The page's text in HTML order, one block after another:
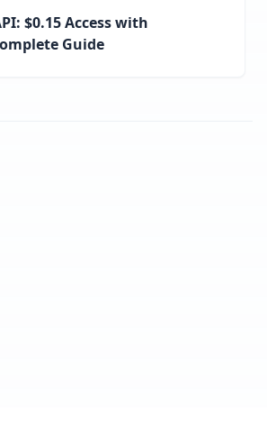
$0.15 Access with
Guide